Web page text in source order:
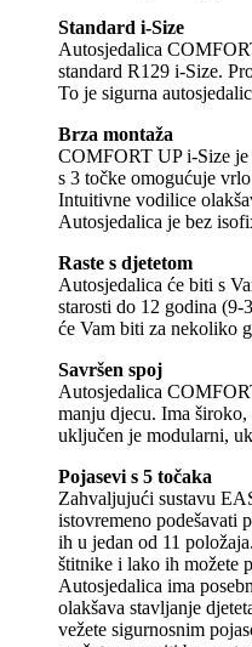
Standard i-Size
Autosjedalica
standard R129 i-Size.
To je sigurna
Brza montaža
COMFORT UP i-Size je
s 3 točke omogućuje
Intuitivne vodilice
Autosjedalica je bez
Raste s djetetom
Autosjedalica će biti s
starosti do 12 godina (9-
će Vam biti za nekoliko
Savršen spoj
Autosjedalica
manju djecu. Ima široko,
uključen je modularni,
Pojasevi s 5 točaka
Zahvaljujući sustavu
istovremeno podešavati
ih u jedan od 11
štitnike i lako ih možete
Autosjedalica ima
olakšava stavljanje
vežete sigurnosnim